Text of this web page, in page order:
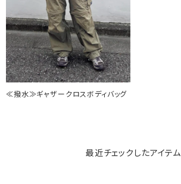
≪撥水≫ギャザークロスボディバッグ
最近チェックしたアイテム